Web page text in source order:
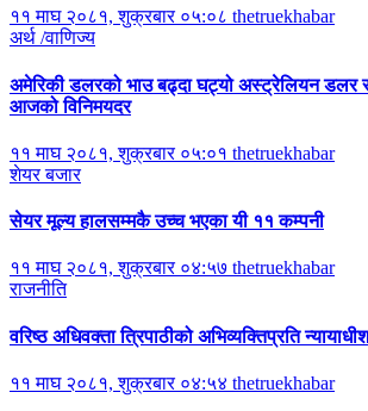
११ माघ २०८१, शुक्रबार ०५:०८ thetruekhabar
अर्थ /वाणिज्य
अमेरिकी डलरको भाउ बढ्दा घट्यो अस्ट्रेलियन डलर
आजको विनिमयदर
११ माघ २०८१, शुक्रबार ०५:०१ thetruekhabar
शेयर बजार
सेयर मूल्य हालसम्मकै उच्च भएका यी ११ कम्पनी
११ माघ २०८१, शुक्रबार ०४:५७ thetruekhabar
राजनीति
वरिष्ठ अधिवक्ता त्रिपाठीको अभिव्यक्तिप्रति
११ माघ २०८१, शुक्रबार ०४:५४ thetruekhabar